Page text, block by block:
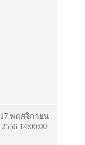
17 พฤศจิกายน
2556 14:00:00